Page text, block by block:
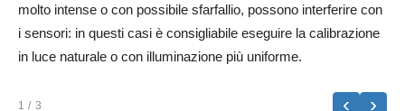
molto intense o con possibile sfarfallio, possono interferire con
i sensori: in questi casi è consigliabile eseguire la calibrazione
in luce naturale o con illuminazione più uniforme.
1 / 3 ‹ ›